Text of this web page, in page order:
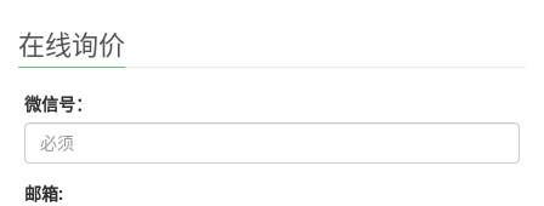
在线询价
微信号：
邮箱: